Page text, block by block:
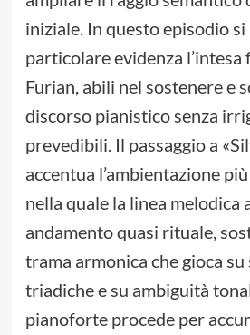
iniziale. In questo episodio
particolare evidenza
Furian, abili nel sostenere e
discorso pianistico senza
prevedibili. Il passaggio a
accentua l’ambientazione
nella quale la linea melodica
andamento quasi rituale,
trama armonica che gioca
triadiche e su ambiguità
pianoforte procede per